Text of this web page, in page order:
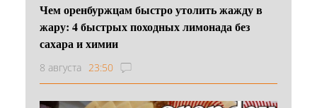
Чем оренбуржцам быстро утолить жажду в
жару: 4 быстрых походных лимонада без
сахара и химии
8 августа 23:50